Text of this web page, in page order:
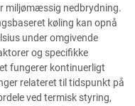
miljømæssig nedbrydning.
køling kan opnå
under omgivende
og specifikke
fungerer kontinuerligt
relateret til tidspunkt på
ved termisk styring,